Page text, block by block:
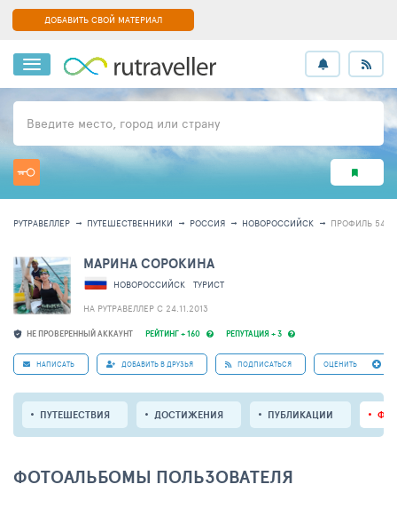
ДОБАВИТЬ СВОЙ МАТЕРИАЛ
Введите место, город или страну
РУТРАВЕЛЛЕР ПУТЕШЕСТВЕННИКИ РОССИЯ НОВОРОССИЙСК ПРОФИЛЬ
НЕ ПРОВЕРЕННЫЙ АККАУНТ РЕЙТИНГ + 160 РЕПУТАЦИЯ + 3
МАРИНА СОРОКИНА
НОВОРОССИЙСК
ТУРИСТ
НА РУТРАВЕЛЛЕР C 24.11.2013
НАПИСАТЬ ДОБАВИТЬ В ДРУЗЬЯ ПОДПИСАТЬСЯ ОЦЕНИТЬ
ПУТЕШЕСТВИЯ ДОСТИЖЕНИЯ ПУБЛИКАЦИИ
ФОТОАЛЬБОМЫ ПОЛЬЗОВАТЕЛЯ